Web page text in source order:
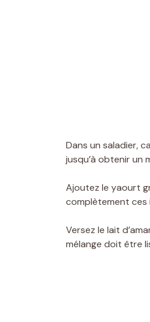
Dans un saladier,
jusqu’à obtenir un
Ajoutez le yaourt
complètement ces
Versez le lait
mélange doit être